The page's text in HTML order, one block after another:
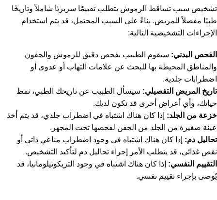
تشخيص سبب تساقط الرموش يتطلب تقييمًا سريريًا شاملاً وتاريخًا
طبيًا مفصلاً للمريض. بناءً على السبب المحتمل، قد يتم استخدام
الإجراءات التشخيصية التالية:
الفحص البدني: سيقوم الطبيب بفحص دقيق للرموش والجفون
والمناطق المحيطة بها للبحث عن علامات التهاب أو عدوى أو
اضطرابات جلدية.
تاريخ المريض التفصيلي: سيسأل الطبيب عن تاريخك الطبي، نمط
حياتك، وأي أعراض أخرى قد تكون لديك.
خزعة من الجلد: إذا كان هناك اشتباه في اضطراب جلدي، قد يتم أخذ
عينة صغيرة من الجلد من الجفن لفحصها تحت المجهر.
تحاليل دم: إذا كان هناك اشتباه في وجود اضطراب مناعي ذاتي أو
نقص غذائي، قد يتطلب الأمر إجراء تحاليل دم لتأكيد التشخيص.
التقييم النفسي: إذا كان هناك اشتباه في وجود التريكوتيلومانيا، قد
يُوصى بإجراء تقييم نفسي.